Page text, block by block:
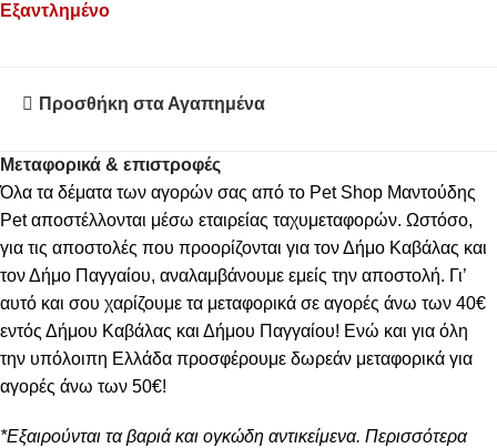
Εξαντλημένο
Προσθήκη στα Αγαπημένα
Μεταφορικά & επιστροφές
Όλα τα δέματα των αγορών σας από το Pet Shop Μαντούδης
Pet αποστέλλονται μέσω εταιρείας ταχυμεταφορών. Ωστόσο,
για τις αποστολές που προορίζονται για τον Δήμο Καβάλας και
τον Δήμο Παγγαίου, αναλαμβάνουμε εμείς την αποστολή. Γι’
αυτό και σου χαρίζουμε τα μεταφορικά σε αγορές άνω των 40€
εντός Δήμου Καβάλας και Δήμου Παγγαίου! Ενώ και για όλη
την υπόλοιπη Ελλάδα προσφέρουμε δωρεάν μεταφορικά για
αγορές άνω των 50€!
*Εξαιρούνται τα βαριά και ογκώδη αντικείμενα. Περισσότερα